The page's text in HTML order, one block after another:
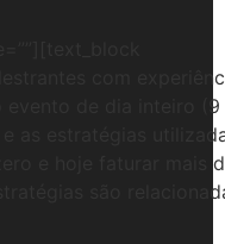
com
evento de dia inteiro (9
e as estratégias
e hoje faturar mais
são